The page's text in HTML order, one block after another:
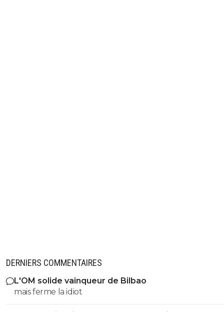
DERNIERS COMMENTAIRES
L'OM solide vainqueur de Bilbao
mais ferme la idiot